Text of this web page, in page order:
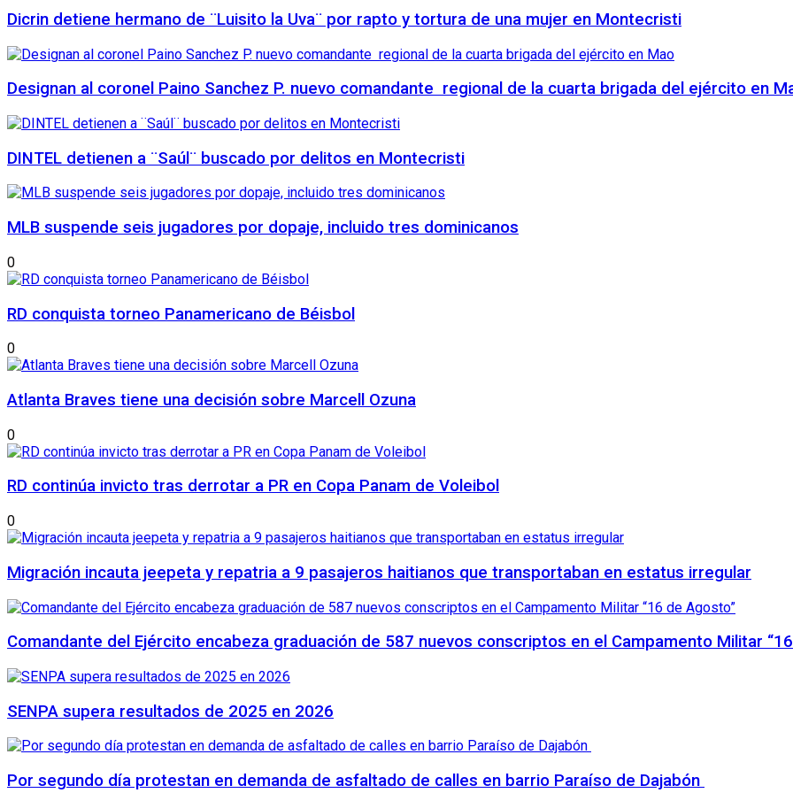
Dicrin detiene hermano de ¨Luisito la Uva¨ por rapto y tortura de una mujer en Montecristi
Designan al coronel Paino Sanchez P. nuevo comandante regional de la cuarta brigada del ejército en
DINTEL detienen a ¨Saúl¨ buscado por delitos en Montecristi
MLB suspende seis jugadores por dopaje, incluido tres dominicanos
0
RD conquista torneo Panamericano de Béisbol
0
Atlanta Braves tiene una decisión sobre Marcell Ozuna
0
RD continúa invicto tras derrotar a PR en Copa Panam de Voleibol
0
Migración incauta jeepeta y repatria a 9 pasajeros haitianos que transportaban en estatus irregular
Comandante del Ejército encabeza graduación de 587 nuevos conscriptos en el Campamento Militar
SENPA supera resultados de 2025 en 2026
Por segundo día protestan en demanda de asfaltado de calles en barrio Paraíso de Dajabón